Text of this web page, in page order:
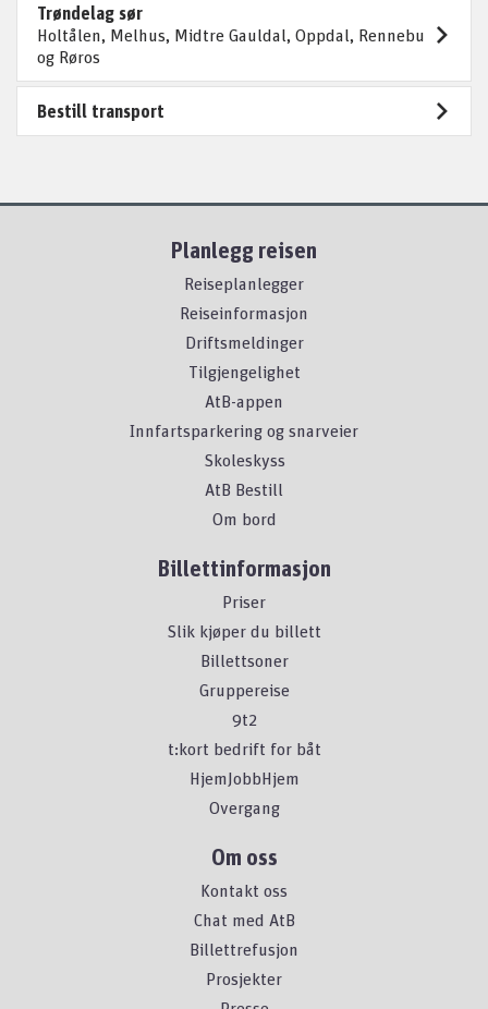
Trøndelag sør
Holtålen, Melhus, Midtre Gauldal, Oppdal, Rennebu
og Røros
Bestill transport
Planlegg reisen
Reiseplanlegger
Reiseinformasjon
Driftsmeldinger
Tilgjengelighet
AtB-appen
Innfartsparkering og snarveier
Skoleskyss
AtB Bestill
Om bord
Billettinformasjon
Priser
Slik kjøper du billett
Billettsoner
Gruppereise
9t2
t:kort bedrift for båt
HjemJobbHjem
Overgang
Om oss
Kontakt oss
Chat med AtB
Billettrefusjon
Prosjekter